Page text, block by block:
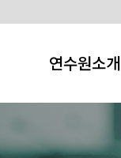
연수원소개